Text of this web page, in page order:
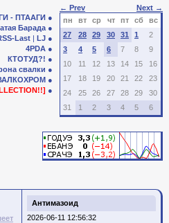
- ПТААГИ
Барада
Last | LJ
4PDA
КТОТУД?!
свалки
← Prev
Next →
пн
вт ср чт пт сб
вс
27
28 29 30 31 1
2
3
4 5 6 7 8
9
10
11 12 13 14 15
16
17
18 19 20 21 22
23
24
25 26 27 28 29
30
31
1 2 3 4 5 6
Антимазоид
2026-06-11 12:56:32